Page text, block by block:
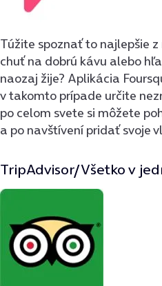
Túžite spoznať to najlepšie
chuť na dobrú kávu alebo
naozaj žije? Aplikácia
v takomto prípade určite
po celom svete si môžete
a po navštívení pridať svoje
TripAdvisor/Všetko v